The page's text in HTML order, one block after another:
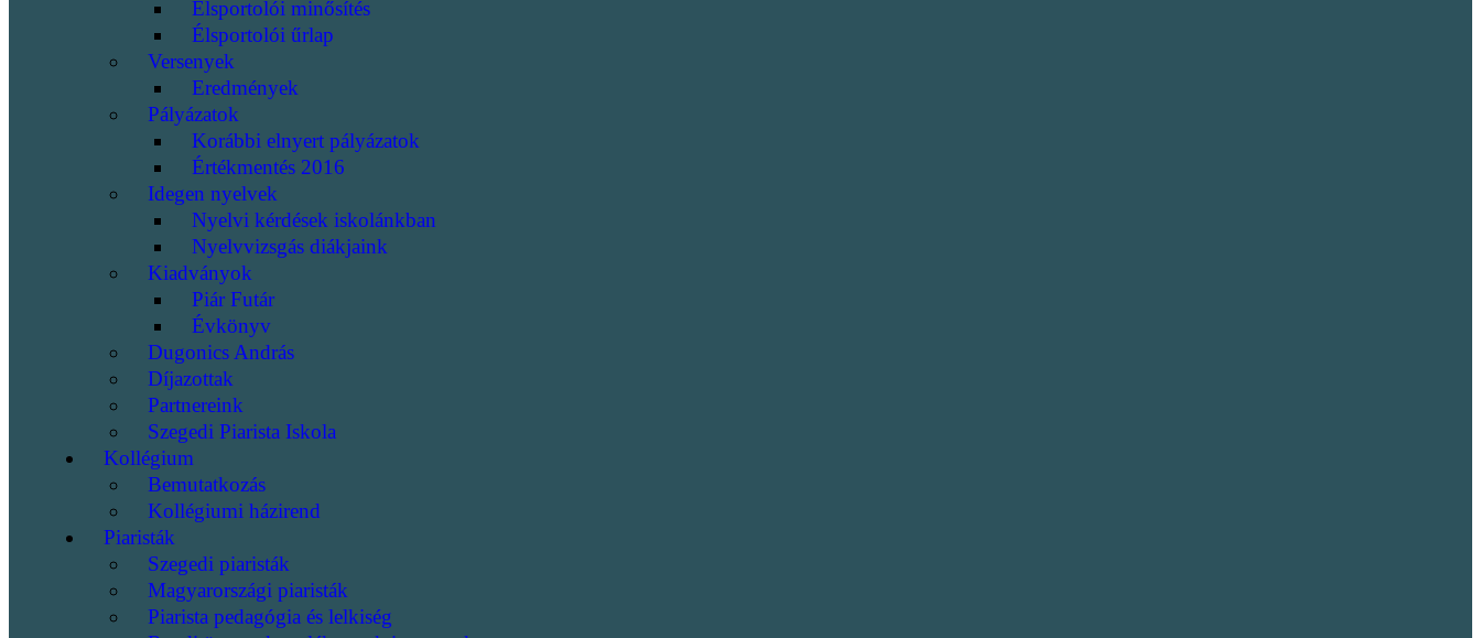
Élsportolói minősítés
Élsportolói űrlap
Versenyek
Eredmények
Pályázatok
Korábbi elnyert pályázatok
Értékmentés 2016
Idegen nyelvek
Nyelvi kérdések iskolánkban
Nyelvvizsgás diákjaink
Kiadványok
Piár Futár
Évkönyv
Dugonics András
Díjazottak
Partnereink
Szegedi Piarista Iskola
Kollégium
Bemutatkozás
Kollégiumi házirend
Piaristák
Szegedi piaristák
Magyarországi piaristák
Piarista pedagógia és lelkiség